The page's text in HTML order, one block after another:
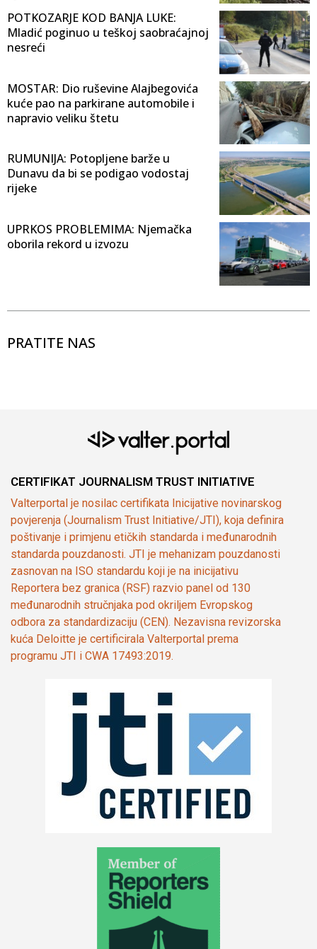
POTKOZARJE KOD BANJA LUKE:
Mladić poginuo u teškoj saobraćajnoj
nesreći
MOSTAR: Dio ruševine Alajbegovića
kuće pao na parkirane automobile i
napravio veliku štetu
RUMUNIJA: Potopljene barže u
Dunavu da bi se podigao vodostaj
rijeke
UPRKOS PROBLEMIMA: Njemačka
oborila rekord u izvozu
PRATITE NAS
CERTIFIKAT JOURNALISM TRUST INITIATIVE
Valterportal je nosilac certifikata Inicijative novinarskog
povjerenja (Journalism Trust Initiative/JTI), koja definira
poštivanje i primjenu etičkih standarda i međunarodnih
standarda pouzdanosti. JTI je mehanizam pouzdanosti
zasnovan na ISO standardu koji je na inicijativu
Reportera bez granica (RSF) razvio panel od 130
međunarodnih stručnjaka pod okriljem Evropskog
odbora za standardizaciju (CEN). Nezavisna revizorska
kuća Deloitte je certificirala Valterportal prema
programu JTI i CWA 17493:2019.